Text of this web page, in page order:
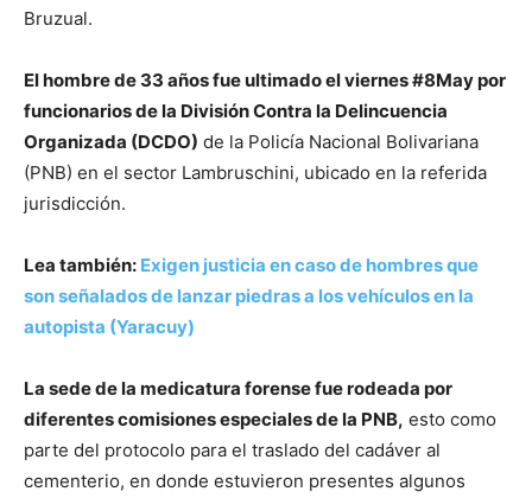
Bruzual.
El hombre de 33 años fue ultimado el viernes #8May por
funcionarios de la División Contra la Delincuencia
Organizada (DCDO) de la Policía Nacional Bolivariana
(PNB) en el sector Lambruschini, ubicado en la referida
jurisdicción.
Lea también: Exigen justicia en caso de hombres que
son señalados de lanzar piedras a los vehículos en la
autopista (Yaracuy)
La sede de la medicatura forense fue rodeada por
diferentes comisiones especiales de la PNB, esto como
parte del protocolo para el traslado del cadáver al
cementerio, en donde estuvieron presentes algunos